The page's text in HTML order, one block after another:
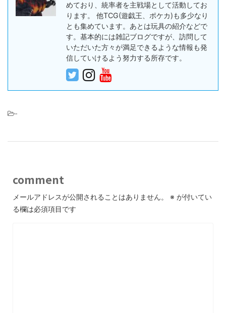
めており、統率者を主戦場として活動してお
ります。 他TCG(遊戯王、ポケカ)も多少なり
とも集めています。あとは玩具の紹介などで
す。基本的には雑記ブログですが、訪問して
いただいた方々が満足できるような情報も発
信していけるよう努力する所存です。
-
comment
メールアドレスが公開されることはありません。 ※ が付いてい
る欄は必須項目です